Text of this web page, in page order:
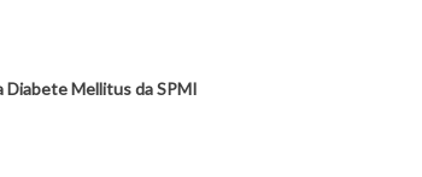
Diabete Mellitus da SPMI